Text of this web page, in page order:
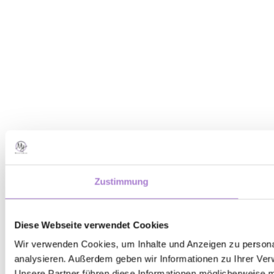
Zustimmung
Diese Webseite verwendet Cookies
Wir verwenden Cookies, um Inhalte und Anzeigen zu
analysieren. Außerdem geben wir Informationen zu Ihrer